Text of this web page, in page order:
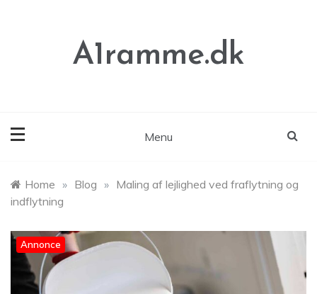
A1ramme.dk
Menu
Home » Blog » Maling af lejlighed ved fraflytning og
indflytning
Annonce